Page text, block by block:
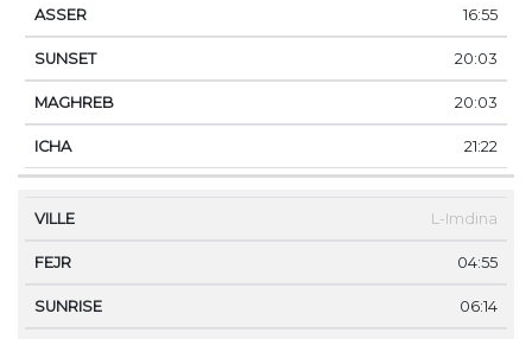
16:55
20:03
20:03
21:22
L-Imdina
04:55
06:14